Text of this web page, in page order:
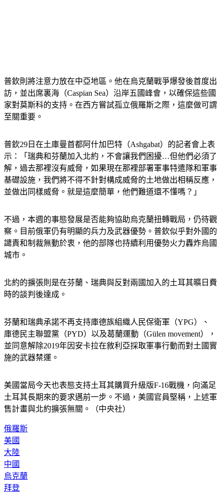
普欽則將注意力放在中亞地區。他在烏克蘭戰爭爆發後首度出
訪，並出席裏海（Caspian Sea）沿岸五國峰會，以確保這些國
家對莫斯科的支持。在西方嘗試孤立俄羅斯之際，這麼做可謂
至關重要。
普欽29日在土庫曼首都阿什加巴特（Ashgabat）的記者會上表
示：「瑞典和芬蘭加入北約，不會讓我們困擾…但他們必須了
解，過去那裡沒有威脅，如果現在那裡部署軍事特遣隊和軍事
基礎設施，我們將不得不針對構成威脅的土地做出相稱反應，
並做出同樣威脅。就是這麼簡單，他們難道還不懂嗎？」
不過，本週的事態發展是否能夠協助烏克蘭扭轉戰局，仍待觀
察。目前俄軍仍有明顯的兵力及武器優勢。普欽似乎對外國的
譴責和制裁無動於衷，他的部隊也持續利用優勢火力轟炸烏國
城市。
北約的擴張則是在芬蘭、瑞典與反對兩國加入的土耳其曠日費
時的談判後達成。
芬蘭和瑞典承諾不再支持庫德族組織人民保衛軍（YPG）、
庫德民主聯盟黨（PYD）以及葛蘭運動（Gülen movement），
並同意解除2019年因安卡拉在敘利亞採取軍事行動而對土國實
施的武器禁運。
美國當局今天也表態支持土耳其購買升級版F-16戰機，向滿足
土耳其長期來的要求邁前一步。不過，美國官員堅稱，上述軍
售計畫與北約擴張無關。（中央社）
俄羅斯
美國
大陸
中國
烏克蘭
拜登